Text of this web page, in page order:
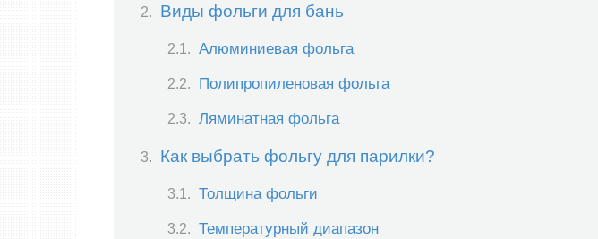
Виды фольги для бань
Алюминиевая фольга
Полипропиленовая фольга
Ляминатная фольга
Как выбрать фольгу для парилки?
Толщина фольги
Температурный диапазон